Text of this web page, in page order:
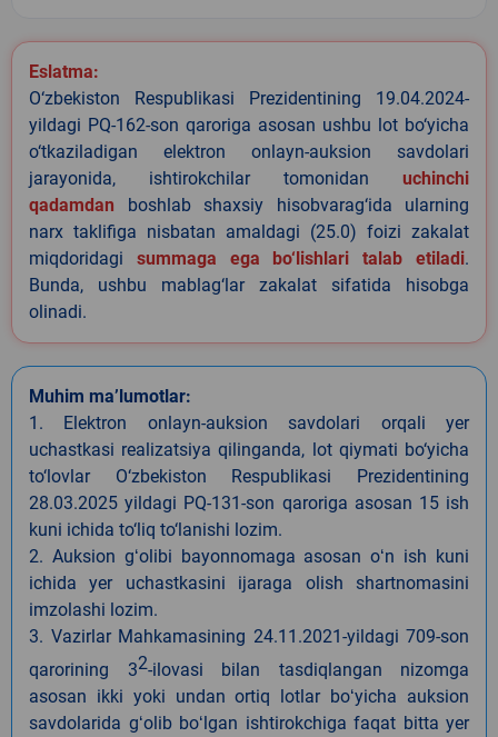
Eslatma:
O‘zbekiston Respublikasi Prezidentining 19.04.2024-
yildagi PQ-162-son qaroriga asosan ushbu lot bo‘yicha
o‘tkaziladigan elektron onlayn-auksion savdolari
jarayonida, ishtirokchilar tomonidan uchinchi
qadamdan boshlab shaxsiy hisobvarag‘ida ularning
narx taklifiga nisbatan amaldagi (25.0) foizi zakalat
miqdoridagi summaga ega bo‘lishlari talab etiladi.
Bunda, ushbu mablag‘lar zakalat sifatida hisobga
olinadi.
Muhim ma’lumotlar:
1. Elektron onlayn-auksion savdolari orqali yer
uchastkasi realizatsiya qilinganda, lot qiymati bo‘yicha
to‘lovlar O‘zbekiston Respublikasi Prezidentining
28.03.2025 yildagi PQ-131-son qaroriga asosan 15 ish
kuni ichida to‘liq to‘lanishi lozim.
2. Auksion gʻolibi bayonnomaga asosan oʻn ish kuni
ichida yer uchastkasini ijaraga olish shartnomasini
imzolashi lozim.
3. Vazirlar Mahkamasining 24.11.2021-yildagi 709-son
qarorining 32-ilovasi bilan tasdiqlangan nizomga
asosan ikki yoki undan ortiq lotlar boʻyicha auksion
savdolarida gʻolib boʻlgan ishtirokchiga faqat bitta yer